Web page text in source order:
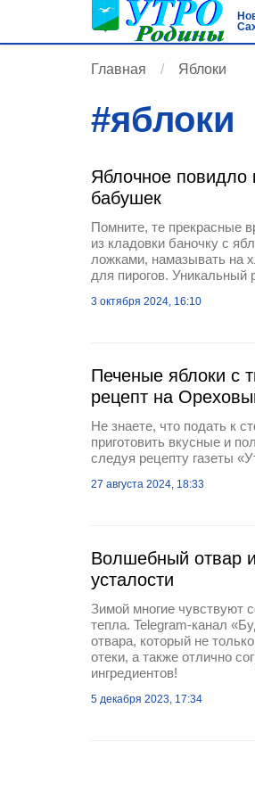
Главная Яблоки
#яблоки
Яблочное
бабушек
Помните, те прекрасные
из кладовки баночку с
ложками, намазывать на
для пирогов.
3 октября 2024, 16:10
Печеные яблоки с
рецепт на
Не знаете, что подать к
приготовить вкусные и
следуя рецепту газеты
27 августа 2024, 18:33
Волшебный отвар
усталости
Зимой многие чувствуют
тепла. Telegram-канал
отвара, который не
отеки, а также отлично
ингредиентов!
5 декабря 2023, 17:34